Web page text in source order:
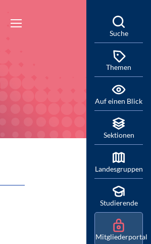
Suche
Themen
Auf einen Blick
Sektionen
Landesgruppen
Studierende
Mitgliederportal